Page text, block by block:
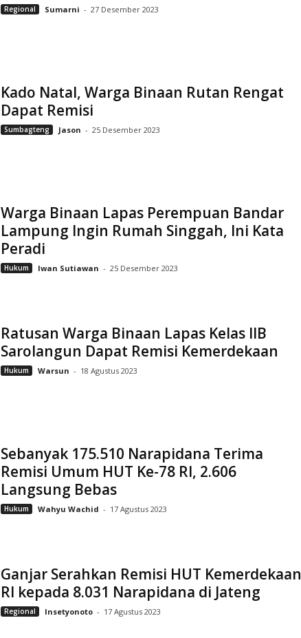
Regional Sumarni - 27 Desember 2023
Kado Natal, Warga Binaan Rutan Rengat
Dapat Remisi
Sumbagteng Jason - 25 Desember 2023
Warga Binaan Lapas Perempuan Bandar
Lampung Ingin Rumah Singgah, Ini Kata
Peradi
Hukum Iwan Sutiawan - 25 Desember 2023
Ratusan Warga Binaan Lapas Kelas IIB
Sarolangun Dapat Remisi Kemerdekaan
Hukum Warsun - 18 Agustus 2023
Sebanyak 175.510 Narapidana Terima
Remisi Umum HUT Ke-78 RI, 2.606
Langsung Bebas
Hukum Wahyu Wachid - 17 Agustus 2023
Ganjar Serahkan Remisi HUT Kemerdekaan
RI kepada 8.031 Narapidana di Jateng
Regional Insetyonoto - 17 Agustus 2023